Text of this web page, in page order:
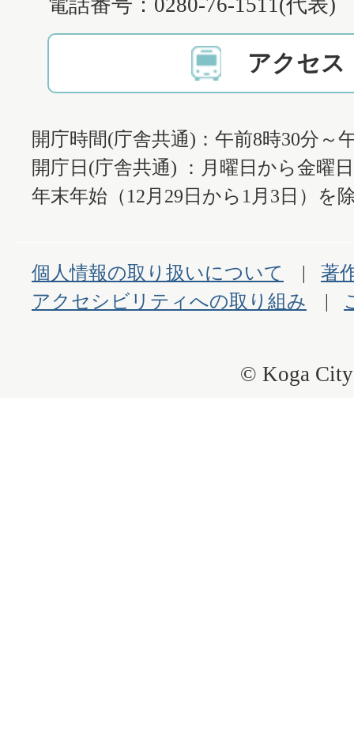
電話番号：0280-76-1511(代表)
アクセス
開庁時間(庁舎共通)：午前8時30分～
開庁日(庁舎共通) ：月曜日から金曜
年末年始（12月29日から1月3日）を
個人情報の取り扱いについて
著
アクセシビリティへの取り組み
© Koga City